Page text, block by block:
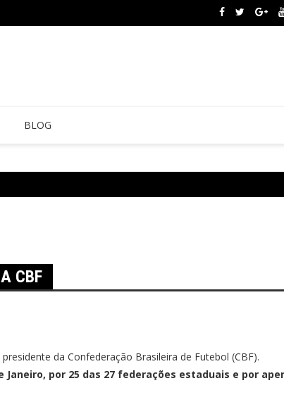
BLOG
CBF
da Confederação Brasileira de Futebol (CBF).
por 25 das 27 federações estaduais e por